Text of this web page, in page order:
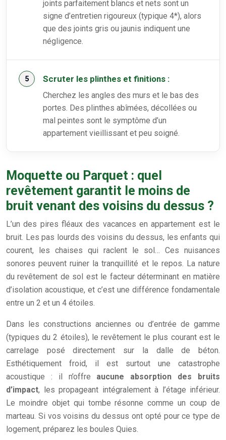
joints parfaitement blancs et nets sont un
signe d’entretien rigoureux (typique 4*), alors
que des joints gris ou jaunis indiquent une
négligence.
Scruter les plinthes et finitions :
Cherchez les angles des murs et le bas des
portes. Des plinthes abîmées, décollées ou
mal peintes sont le symptôme d’un
appartement vieillissant et peu soigné.
Moquette ou Parquet : quel
revêtement garantit le moins de
bruit venant des voisins du dessus ?
L’un des pires fléaux des vacances en appartement est le
bruit. Les pas lourds des voisins du dessus, les enfants qui
courent, les chaises qui raclent le sol… Ces nuisances
sonores peuvent ruiner la tranquillité et le repos. La nature
du revêtement de sol est le facteur déterminant en matière
d’isolation acoustique, et c’est une différence fondamentale
entre un 2 et un 4 étoiles.
Dans les constructions anciennes ou d’entrée de gamme
(typiques du 2 étoiles), le revêtement le plus courant est le
carrelage posé directement sur la dalle de béton.
Esthétiquement froid, il est surtout une catastrophe
acoustique : il n’offre aucune absorption des bruits
d’impact, les propageant intégralement à l’étage inférieur.
Le moindre objet qui tombe résonne comme un coup de
marteau. Si vos voisins du dessus ont opté pour ce type de
logement, préparez les boules Quies.